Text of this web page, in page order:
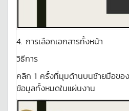
4. การเลือกเอกสารทั้งหน้า
วิธีการ
คลิก 1 ครั้งที่มุมด้านบนซ้ายมือขอ
ข้อมูลทั้งหมดในแผ่นงาน